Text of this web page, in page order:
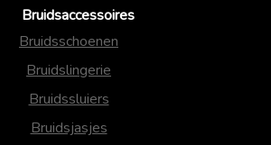
Bruidsaccessoires
Bruidsschoenen
Bruidslingerie
Bruidssluiers
Bruidsjasjes